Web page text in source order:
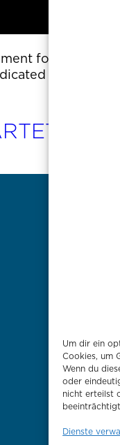
Um dir ein
Cookies, um
Wenn du
oder
nicht erteilst
Dienste
for the
for in vitro
EIN